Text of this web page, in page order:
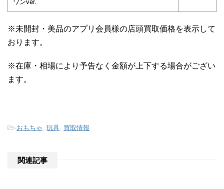
ワンver.
※未開封・美品のアプリ会員様の店頭買取価格を表示して
おります。
※在庫・相場により予告なく金額が上下する場合がござい
ます。
-おもちゃ 玩具 買取情報
関連記事